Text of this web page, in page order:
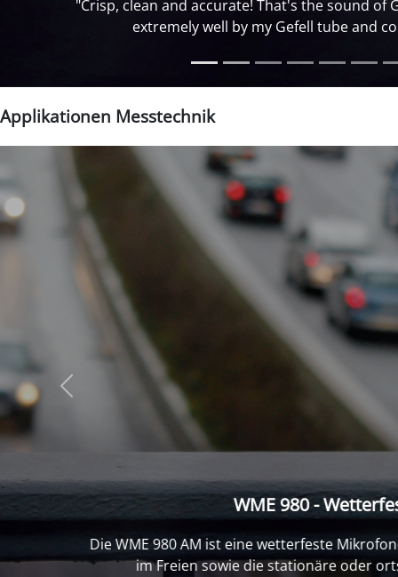
"Live on tour
Applikationen Messtechnik
WME 970 H -
Die WME 970 H ist eine wetterfeste
stationäre und ortsveränderliche
zurück